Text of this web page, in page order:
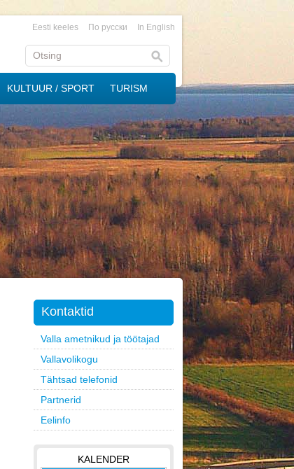
Eesti keeles По русски In English
KULTUUR / SPORT TURISM
Kontaktid
Valla ametnikud ja töötajad
Vallavolikogu
Tähtsad telefonid
Partnerid
Eelinfo
KALENDER